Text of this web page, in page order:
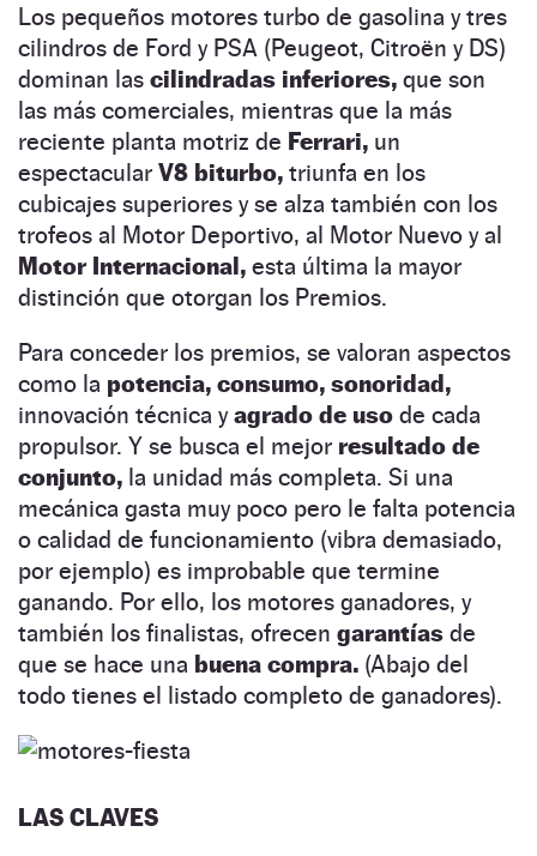
Los pequeños motores turbo de gasolina y tres
cilindros de Ford y PSA (Peugeot, Citroën y DS)
dominan las cilindradas inferiores, que son
las más comerciales, mientras que la más
reciente planta motriz de Ferrari, un
espectacular V8 biturbo, triunfa en los
cubicajes superiores y se alza también con los
trofeos al Motor Deportivo, al Motor Nuevo y al
Motor Internacional, esta última la mayor
distinción que otorgan los Premios.
Para conceder los premios, se valoran aspectos
como la potencia, consumo, sonoridad,
innovación técnica yagrado de uso de cada
propulsor. Y se busca el mejor resultado de
conjunto, la unidad más completa. Si una
mecánica gasta muy poco pero le falta potencia
o calidad de funcionamiento (vibra demasiado,
por ejemplo) es improbable que termine
ganando. Por ello, los motores ganadores, y
también los finalistas, ofrecen garantías de
que se hace una buena compra. (Abajo del
todo tienes el listado completo de ganadores).
LAS CLAVES